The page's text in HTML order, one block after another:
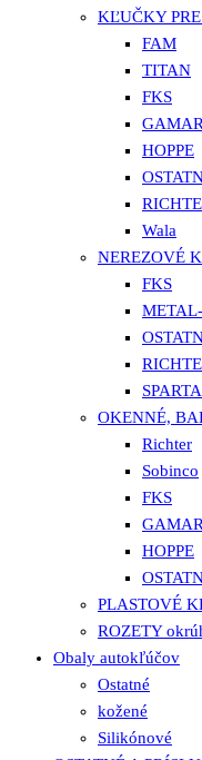
KĽUČKY
FAM
TITAN
FKS
GAMAR
HOPPE
Wala
NEREZOVÉ
FKS
SPARTA
OKENNÉ,
Richter
Sobinco
FKS
HOPPE
PLASTOVÉ
ROZETY
Obaly autokľúčov
Ostatné
kožené
Silikónové